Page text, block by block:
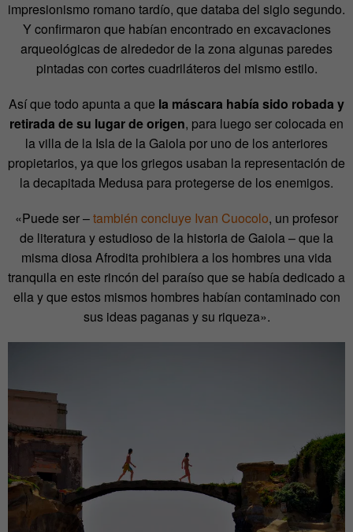
impresionismo romano tardío, que databa del siglo segundo.
Y confirmaron que habían encontrado en excavaciones
arqueológicas de alrededor de la zona algunas paredes
pintadas con cortes cuadriláteros del mismo estilo.
Así que todo apunta a que la máscara había sido robada y
retirada de su lugar de origen, para luego ser colocada en
la villa de la Isla de la Gaiola por uno de los anteriores
propietarios, ya que los griegos usaban la representación de
la decapitada Medusa para protegerse de los enemigos.
«Puede ser –también concluye Ivan Cuocolo, un profesor
de literatura y estudioso de la historia de Gaiola – que la
misma diosa Afrodita prohibiera a los hombres una vida
tranquila en este rincón del paraíso que se había dedicado a
ella y que estos mismos hombres habían contaminado con
sus ideas paganas y su riqueza».